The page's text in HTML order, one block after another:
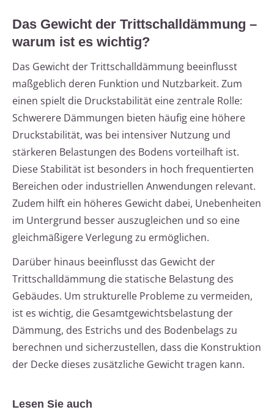
Das Gewicht der Trittschalldämmung –
warum ist es wichtig?
Das Gewicht der Trittschalldämmung beeinflusst
maßgeblich deren Funktion und Nutzbarkeit. Zum
einen spielt die Druckstabilität eine zentrale Rolle:
Schwerere Dämmungen bieten häufig eine höhere
Druckstabilität, was bei intensiver Nutzung und
stärkeren Belastungen des Bodens vorteilhaft ist.
Diese Stabilität ist besonders in hoch frequentierten
Bereichen oder industriellen Anwendungen relevant.
Zudem hilft ein höheres Gewicht dabei, Unebenheiten
im Untergrund besser auszugleichen und so eine
gleichmäßigere Verlegung zu ermöglichen.
Darüber hinaus beeinflusst das Gewicht der
Trittschalldämmung die statische Belastung des
Gebäudes. Um strukturelle Probleme zu vermeiden,
ist es wichtig, die Gesamtgewichtsbelastung der
Dämmung, des Estrichs und des Bodenbelags zu
berechnen und sicherzustellen, dass die Konstruktion
der Decke dieses zusätzliche Gewicht tragen kann.
Lesen Sie auch